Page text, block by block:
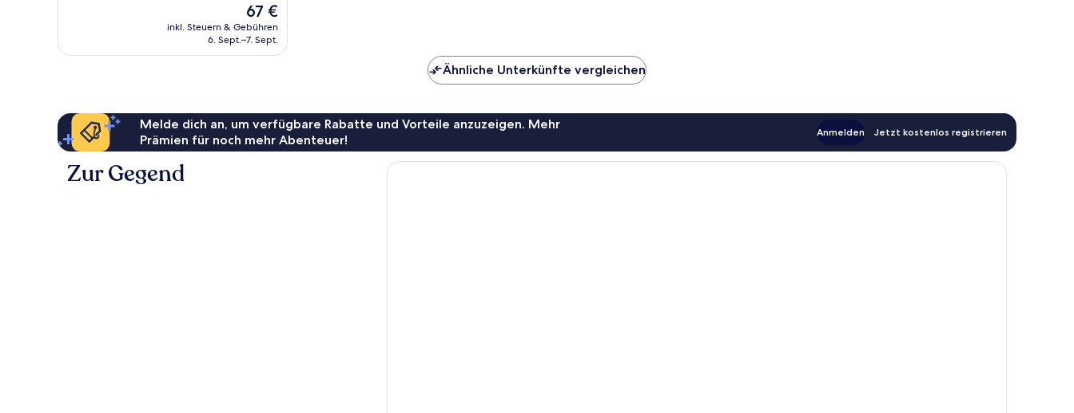
Der
Preis
beträgt
67 €
inkl. Steuern & Gebühren
6. Sept.–7. Sept.
Ähnliche Unterkünfte vergleichen
Melde dich an, um verfügbare Rabatte und Vorteile anzuzeigen. Mehr
Prämien für noch mehr Abenteuer!
Anmelden Jetzt kostenlos registrieren
Zur Gegend